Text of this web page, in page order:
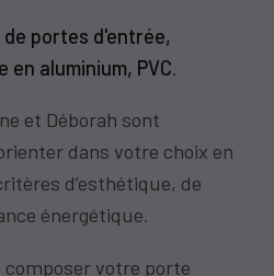
de portes d'entrée,
aluminium, PVC.
et Déborah sont
dans votre choix en
d’esthétique, de
énergétique.
composer votre porte